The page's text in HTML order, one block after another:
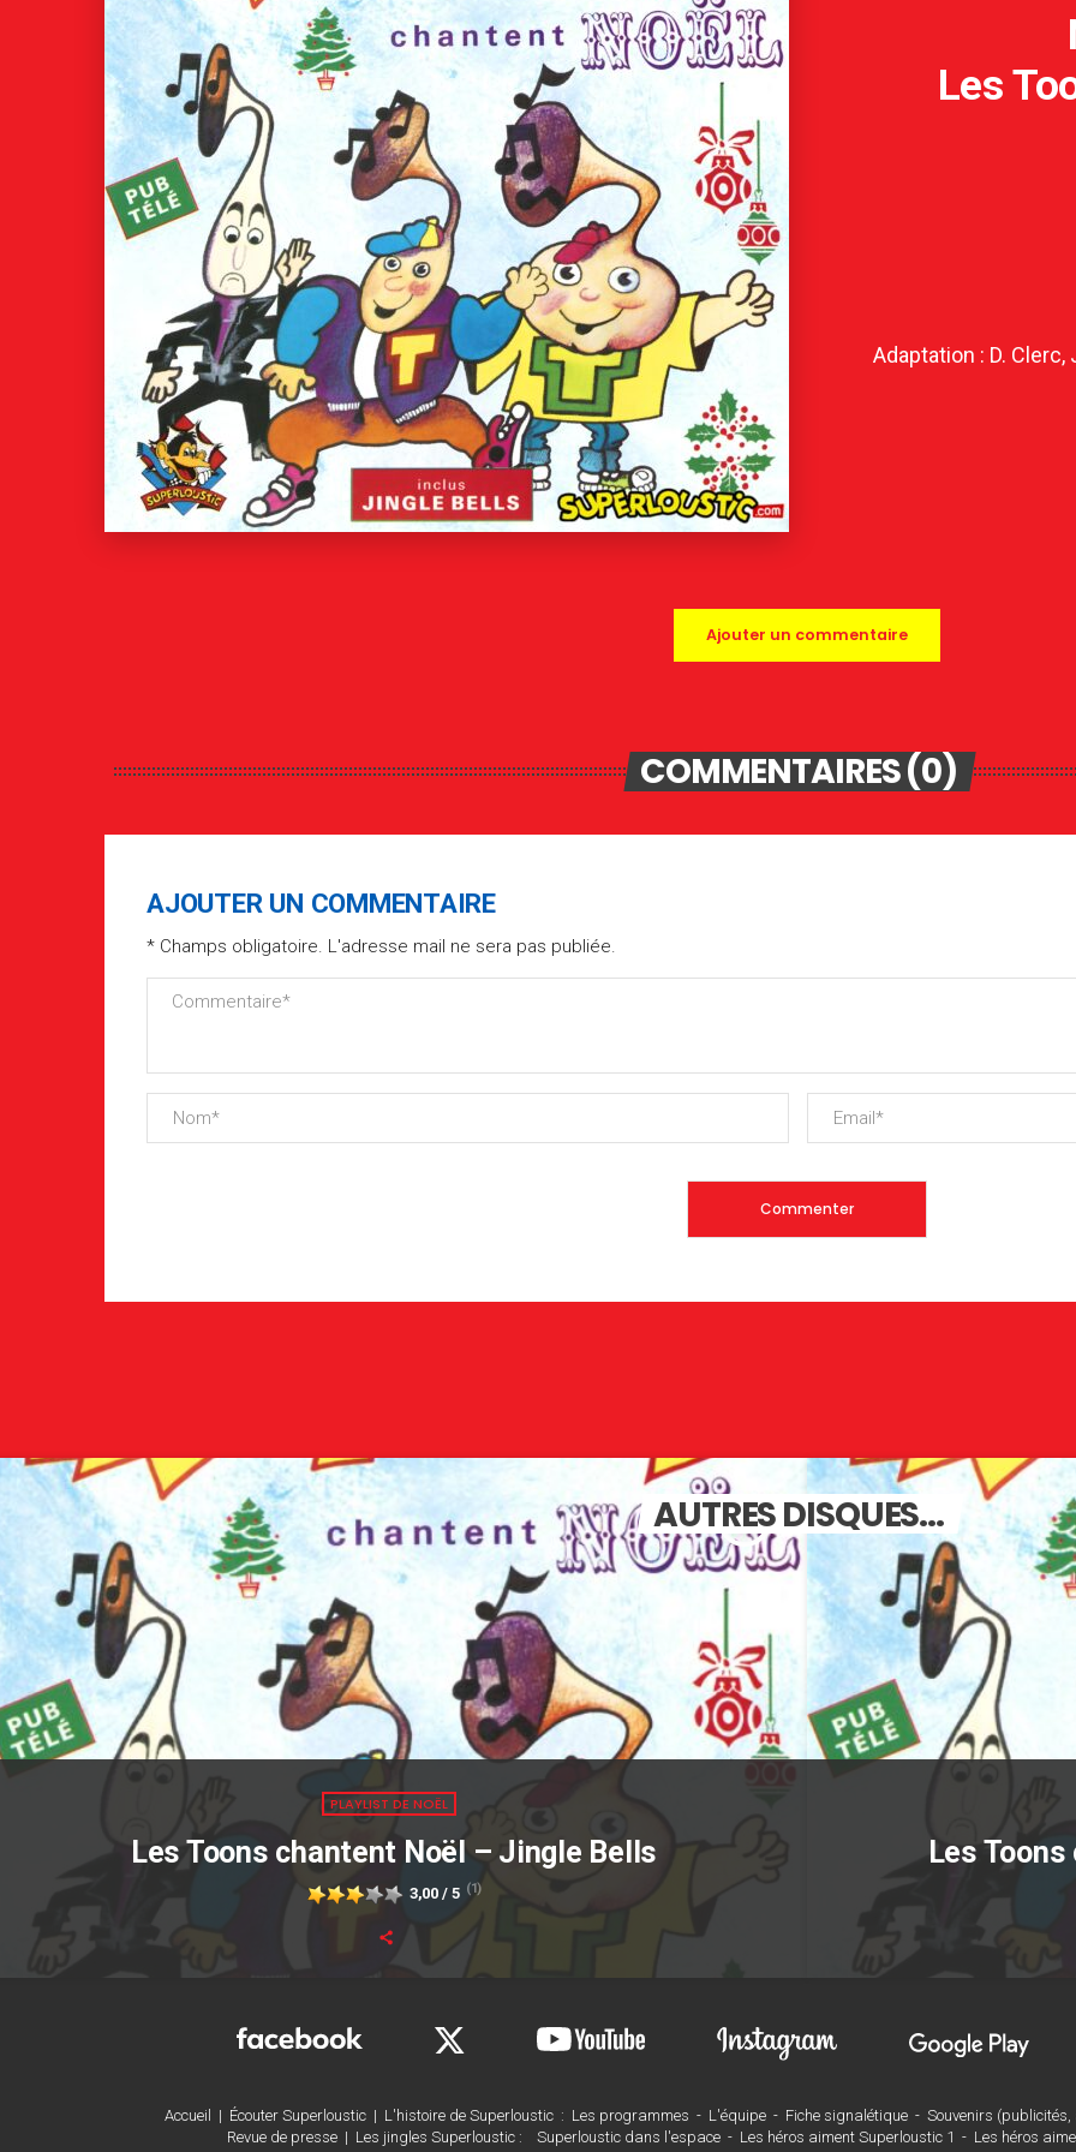
Les
Adaptation : D.
Ajouter un commentaire
COMMENTAIRES (0)
AJOUTER UN COMMENTAIRE
* Champs obligatoire. L'adresse mail ne sera pas publiée.
AUTRES DISQUES...
PLAYLIST DE NOËL
Les Toons chantent Noël – Jingle Bells
3,00 / 5 (1)
insert_link
Les
Accueil | Écouter Superloustic | L'histoire de Superloustic : Les programmes - L'équipe - Fiche signalétique - Souvenirs (publicités,
Revue de presse | Les jingles Superloustic : Superloustic dans l'espace - Les héros aiment Superloustic 1 - Les héros